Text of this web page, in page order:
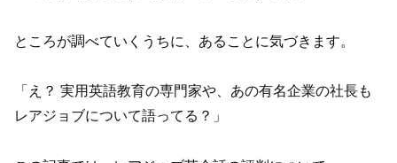
ところが調べていくうちに、あることに気づきます。
「え？ 実用英語教育の専門家や、あの有名企業の社長も
レアジョブについて語ってる？」